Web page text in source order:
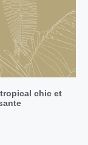
chic et